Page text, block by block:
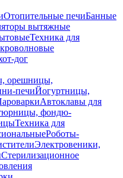
Отопительные печиБанные
вытяжные
Техника для
дог
орешницы,
печиЙогуртницы,
Автоклавы для
фондю-
Техника для
Роботы-
Электровеники,
Стерилизационное